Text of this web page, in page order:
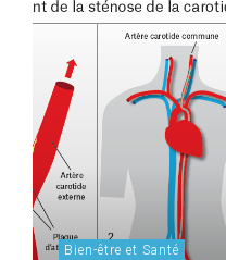
Bien-être et Santé